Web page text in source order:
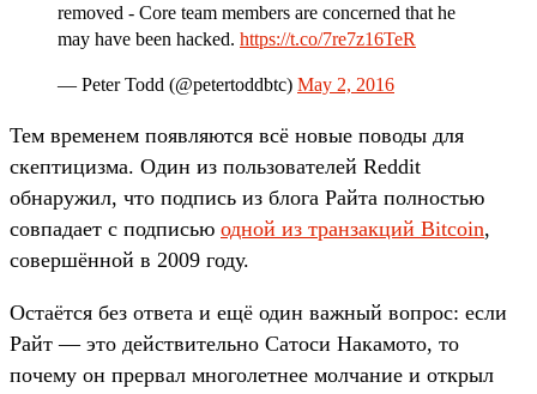
removed - Core team members are concerned that he
may have been hacked. https://t.co/7re7z16TeR
— Peter Todd (@petertoddbtc) May 2, 2016
Тем временем появляются всё новые поводы для
скептицизма. Один из пользователей Reddit
обнаружил, что подпись из блога Райта полностью
совпадает с подписью одной из транзакций Bitcoin,
совершённой в 2009 году.
Остаётся без ответа и ещё один важный вопрос: если
Райт — это действительно Сатоси Накамото, то
почему он прервал многолетнее молчание и открыл